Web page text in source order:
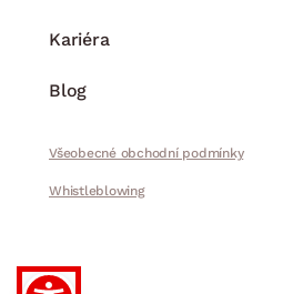
Kariéra
Blog
Všeobecné obchodní podmínky
Whistleblowing